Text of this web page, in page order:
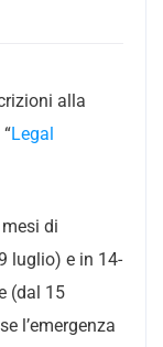
alla
Legal
di
luglio) e in 14-
(dal 15
l’emergenza